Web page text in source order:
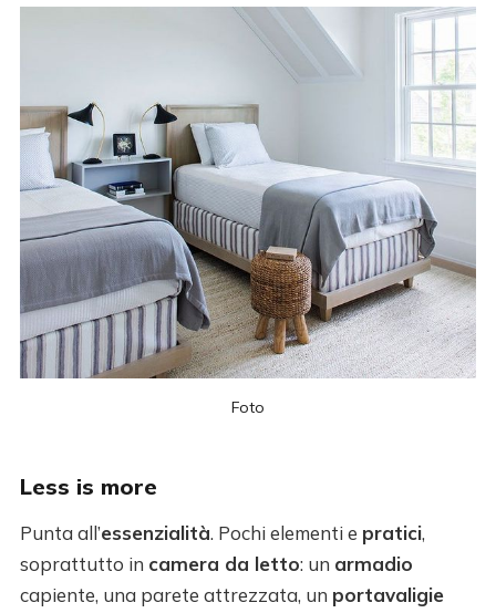
Foto
Less is more
Punta all’essenzialità. Pochi elementi e pratici,
soprattutto in camera da letto: un armadio
capiente, una parete attrezzata, un portavaligie